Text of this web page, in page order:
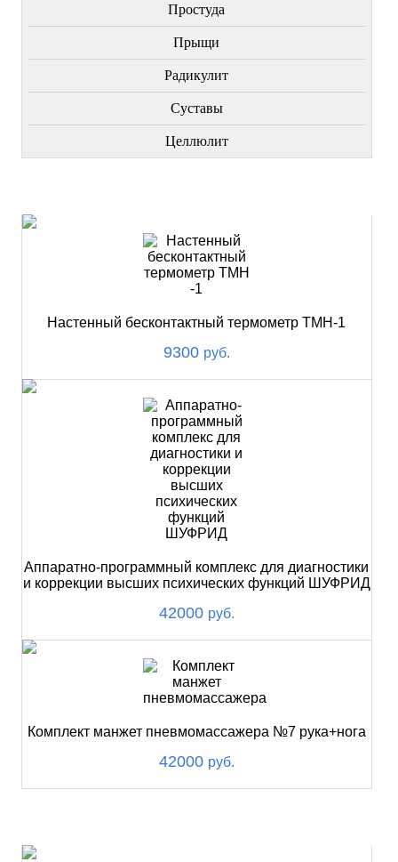
Простуда
Прыщи
Радикулит
Суставы
Целлюлит
Настенный бесконтактный термометр ТМН-1
9300 руб.
Аппаратно-программный комплекс для диагностики
и коррекции высших психических функций ШУФРИД
42000 руб.
Комплект манжет пневмомассажера №7 рука+нога
42000 руб.